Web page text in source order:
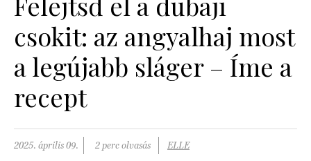
SZÉPSÉG
PÁRKAPCSOLAT
csokit: az angyalhaj most
a legújabb sláger – Íme a
recept
2025. április 09. 2 perc olvasás ELLE